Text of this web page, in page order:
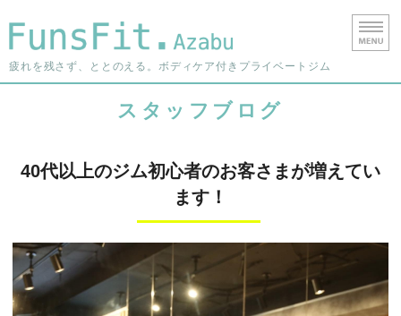
港区西麻布
疲れを残さず、ととのえる。ボディケア付きプライベートジム
よくあるご質問
お問い合わせ
スタッフブログ
40代以上のジム初心者のお客さまが増えてい
ます！